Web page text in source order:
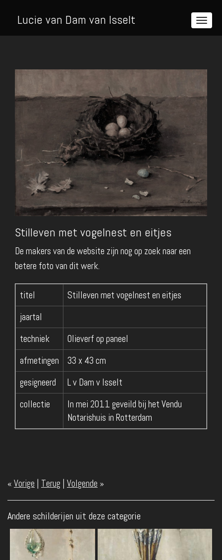
Lucie van Dam van Isselt
Stilleven met vogelnest en eitjes
De makers van de website zijn nog op zoek naar een
betere foto van dit werk.
titel
Stilleven met vogelnest en eitjes
jaartal
techniek
Olieverf op paneel
afmetingen
33 x 43 cm
gesigneerd
L v Dam v Isselt
collectie
In mei 2011 geveild bij het Vendu
Notarishuis in Rotterdam
« Vorige | Terug | Volgende »
Andere schilderijen uit deze categorie